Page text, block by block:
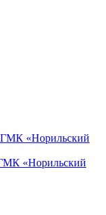
«Норильский
«Норильский